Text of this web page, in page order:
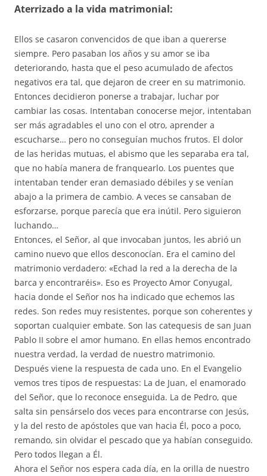
Aterrizado a la vida matrimonial:
Ellos se casaron convencidos de que iban a quererse
siempre. Pero pasaban los años y su amor se iba
deteriorando, hasta que el peso acumulado de afectos
negativos era tal, que dejaron de creer en su matrimonio.
Entonces decidieron ponerse a trabajar, luchar por
cambiar las cosas. Intentaban conocerse mejor, intentaban
ser más agradables el uno con el otro, aprender a
escucharse… pero no conseguían muchos frutos. El dolor
de las heridas mutuas, el abismo que les separaba era tal,
que no había manera de franquearlo. Los puentes que
intentaban tender eran demasiado débiles y se venían
abajo a la primera de cambio. A veces se cansaban de
esforzarse, porque parecía que era inútil. Pero siguieron
luchando…
Entonces, el Señor, al que invocaban juntos, les abrió un
camino nuevo que ellos desconocían. Era el camino del
matrimonio verdadero: «Echad la red a la derecha de la
barca y encontraréis». Eso es Proyecto Amor Conyugal,
hacia donde el Señor nos ha indicado que echemos las
redes. Son redes muy resistentes, porque son coherentes y
soportan cualquier embate. Son las catequesis de san Juan
Pablo II sobre el amor humano. En ellas hemos encontrado
nuestra verdad, la verdad de nuestro matrimonio.
Después viene la respuesta de cada uno. En el Evangelio
vemos tres tipos de respuestas: La de Juan, el enamorado
del Señor, que lo reconoce enseguida. La de Pedro, que
salta sin pensárselo dos veces para encontrarse con Jesús,
y la del resto de apóstoles que van hacia Él, poco a poco,
remando, sin olvidar el pescado que ya habían conseguido.
Pero todos llegan a Él.
Ahora el Señor nos espera cada día, en la orilla de nuestro